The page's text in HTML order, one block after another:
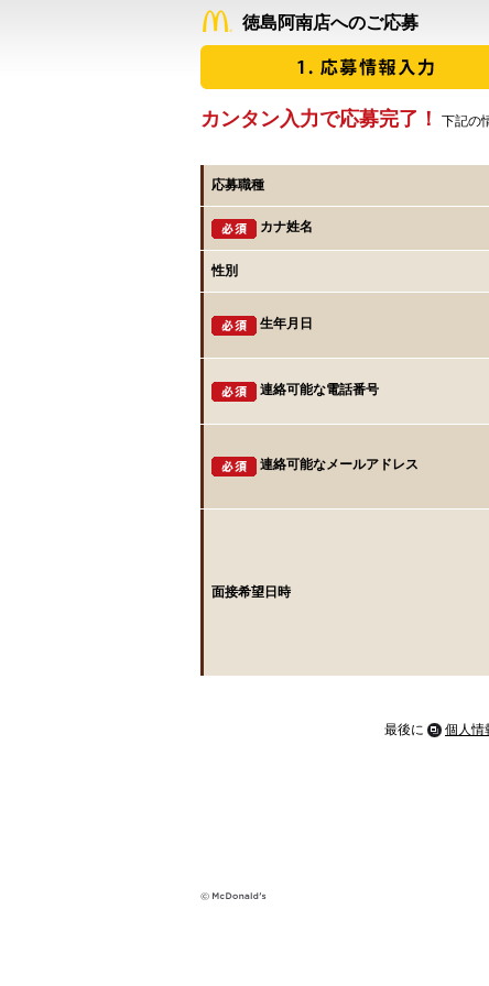
徳島阿南店へのご応募
カンタン入力で応募完了！ 下記の
応募職種
カナ姓名
性別
生年月日
連絡可能な電話番号
連絡可能なメールアドレス
面接希望日時
最後に 個人情